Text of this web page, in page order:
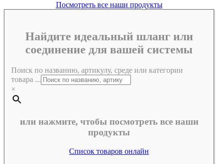
Посмотреть все наши продукты
Найдите идеальный шланг или
соединение для вашей системы
Поиск по названию, артикулу, среде или категории
товара ...
×
или нажмите, чтобы посмотреть все наши
продукты
Список товаров онлайн